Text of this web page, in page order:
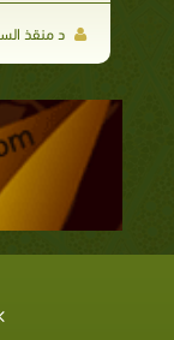
د منقذ